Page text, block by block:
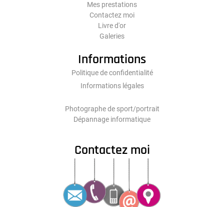
Mes prestations
Contactez moi
Livre d'or
Galeries
Informations
Politique de confidentialité
Informations légales
Photographe de sport/portrait
Dépannage informatique
Contactez moi